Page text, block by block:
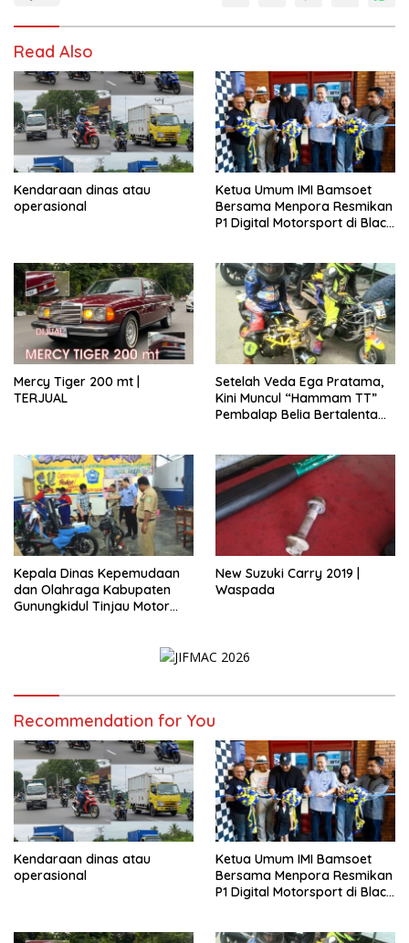
Read Also
Kendaraan dinas atau
operasional
Ketua Umum IMI Bamsoet
Bersama Menpora Resmikan
P1 Digital Motorsport di Black
Mercy Tiger 200 mt |
TERJUAL
Setelah Veda Ega Pratama,
Kini Muncul “Hammam TT”
Pembalap Belia Bertalenta
Kepala Dinas Kepemudaan
dan Olahraga Kabupaten
Gunungkidul Tinjau Motor
New Suzuki Carry 2019 |
Waspada
Recommendation for You
Kendaraan dinas atau
operasional
Ketua Umum IMI Bamsoet
Bersama Menpora Resmikan
P1 Digital Motorsport di Black